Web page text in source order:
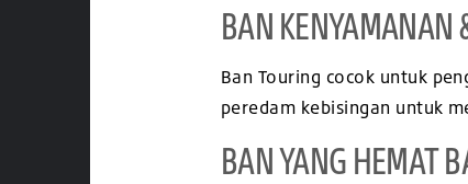
BAN KENYAMANAN
Ban Touring cocok untuk
peredam kebisingan untuk
BAN YANG HEMAT